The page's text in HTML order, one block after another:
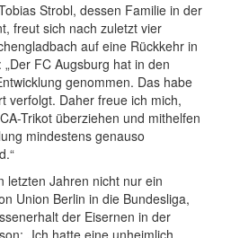
Strobl, dessen Familie in der
freut sich nach zuletzt vier
auf eine Rückkehr in
FC Augsburg hat in den
genommen. Das habe
verfolgt. Daher freue ich mich,
Trikot überziehen und mithelfen
mindestens genauso
letzten Jahren nicht nur ein
Union Berlin in die Bundesliga,
der Eisernen in der
„Ich hatte eine unheimlich